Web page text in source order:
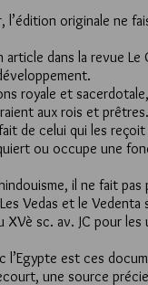
l’édition originale ne
dans la revue Le
royale et
aux rois et
de celui qui les
ou occupe une
il ne fait
Vedas et le Vedenta
sc. av. JC pour les
l’Egypte est ces
une source